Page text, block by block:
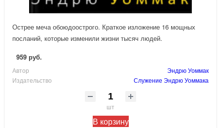
Острее меча обоюдоострого. Краткое изложение 16 мощных
посланий, которые изменили жизни тысяч людей.
959 руб.
Автор
Эндрю Уоммак
Издательство
Служение Эндрю Уоммака
шт
В корзину